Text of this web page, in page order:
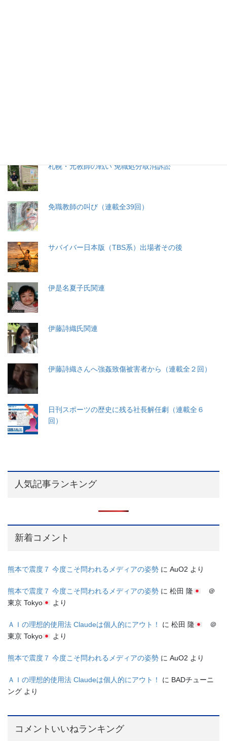
札幌・元教師の戦い 免職処分取消訴訟
免職教師の叫び（連載全39回）
サバイバー日本版（TBS系）出場者その後
伊是名夏子氏関連
伊藤詩織氏関連
伊藤詩織さんへ強姦致傷被害者から（連載全２回）
日刊スポーツの歴史に残る社長解任劇（連載全６
回）
人気記事ランキング
新着コメント
熊本で震度７ 今度こそ問われるメディアの姿勢 に AuO2 より
熊本で震度７ 今度こそ問われるメディアの姿勢 に 松田 隆
＠
東京 Tokyo
より
ＡＩの理想的使用法 Claudeは個人的にアウト！ に 松田 隆
＠
東京 Tokyo
より
熊本で震度７ 今度こそ問われるメディアの姿勢 に AuO2 より
ＡＩの理想的使用法 Claudeは個人的にアウト！ に BADチューニ
ング より
コメントいいねランキング